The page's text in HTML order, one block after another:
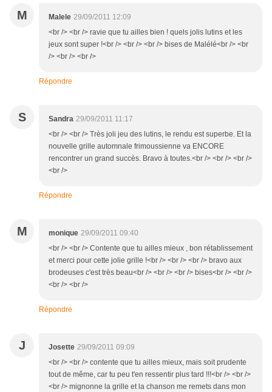
M Malele 29/09/2011 12:09
<br /> <br /> ravie que tu ailles bien ! quels jolis lutins et les
jeux sont super !<br /> <br /> <br /> bises de Malélé<br /> <br
/> <br /> <br />
Répondre
S Sandra 29/09/2011 11:17
<br /> <br /> Très joli jeu des lutins, le rendu est superbe. Et la
nouvelle grille automnale frimoussienne va ENCORE
rencontrer un grand succès. Bravo à toutes.<br /> <br /> <br />
<br />
Répondre
M monique 29/09/2011 09:40
<br /> <br /> Contente que tu ailles mieux , bon rétablissement
et merci pour cette jolie grille !<br /> <br /> <br /> bravo aux
brodeuses c'est très beau<br /> <br /> <br /> bises<br /> <br />
<br /> <br />
Répondre
J Josette 29/09/2011 09:09
<br /> <br /> contente que tu ailles mieux, mais soit prudente
tout de même, car tu peu t'en ressentir plus tard !!!<br /> <br />
<br /> mignonne la grille et la chanson me remets dans mon